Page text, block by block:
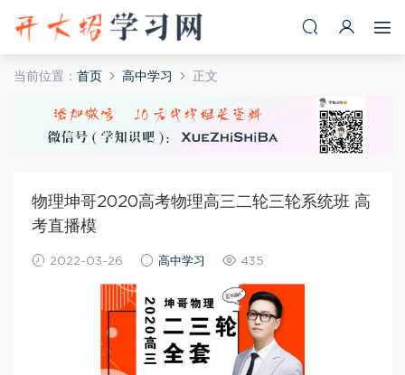
当前位置： 首页 高中学习 正文
物理坤哥2020高考物理高三二轮三轮系统班 高
考直播模
2022-03-26 高中学习 435